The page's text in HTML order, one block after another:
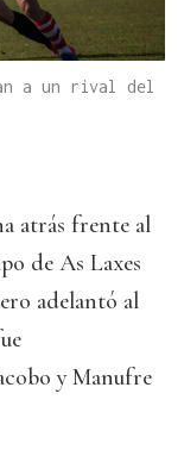
a un rival del
atrás frente al
de As Laxes
adelantó al
y Manufre